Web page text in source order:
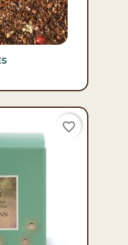
favorite_border